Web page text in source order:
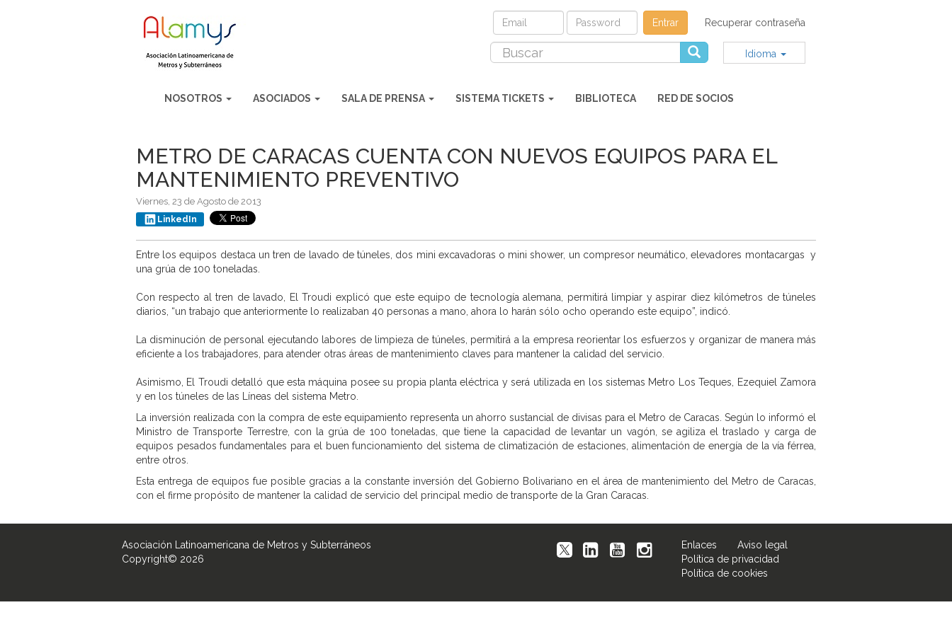
Entrar Recuperar contraseña
Idioma
NOSOTROS ASOCIADOS SALA DE PRENSA SISTEMA TICKETS BIBLIOTECA RED DE SOCIOS
METRO DE CARACAS CUENTA CON NUEVOS EQUIPOS PARA EL
MANTENIMIENTO PREVENTIVO
Viernes, 23 de Agosto de 2013
LinkedIn
Entre los equipos destaca un tren de lavado de túneles, dos mini excavadoras o mini shower, un compresor neumático, elevadores montacargas y
una grúa de 100 toneladas.
Con respecto al tren de lavado, El Troudi explicó que este equipo de tecnología alemana, permitirá limpiar y aspirar diez kilómetros de túneles
diarios, “un trabajo que anteriormente lo realizaban 40 personas a mano, ahora lo harán sólo ocho operando este equipo”, indicó.
La disminución de personal ejecutando labores de limpieza de túneles, permitirá a la empresa reorientar los esfuerzos y organizar de manera más
eficiente a los trabajadores, para atender otras áreas de mantenimiento claves para mantener la calidad del servicio.
Asimismo, El Troudi detalló que esta máquina posee su propia planta eléctrica y será utilizada en los sistemas Metro Los Teques, Ezequiel Zamora
y en los túneles de las Líneas del sistema Metro.
La inversión realizada con la compra de este equipamiento representa un ahorro sustancial de divisas para el Metro de Caracas. Según lo informó el
Ministro de Transporte Terrestre, con la grúa de 100 toneladas, que tiene la capacidad de levantar un vagón, se agiliza el traslado y carga de
equipos pesados fundamentales para el buen funcionamiento del sistema de climatización de estaciones, alimentación de energía de la vía férrea,
entre otros.
Esta entrega de equipos fue posible gracias a la constante inversión del Gobierno Bolivariano en el área de mantenimiento del Metro de Caracas,
con el firme propósito de mantener la calidad de servicio del principal medio de transporte de la Gran Caracas.
Asociación Latinoamericana de Metros y Subterráneos
Copyright© 2026
Enlaces
Aviso legal
Política de privacidad
Política de cookies